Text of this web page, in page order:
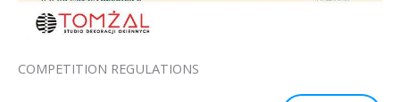
COMPETITION REGULATIONS